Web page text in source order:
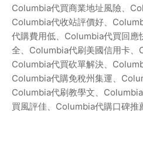
Columbia代買商業地址風險、
Columbia代收站評價好、
代購費用低、 Columbia代買回應
全、 Columbia代刷美國信用卡、
Columbia代買砍單解決、
Columbia代購免稅州集運、
Columbia代刷教學文、 Columbia
買風評佳、 Columbia代購口碑推